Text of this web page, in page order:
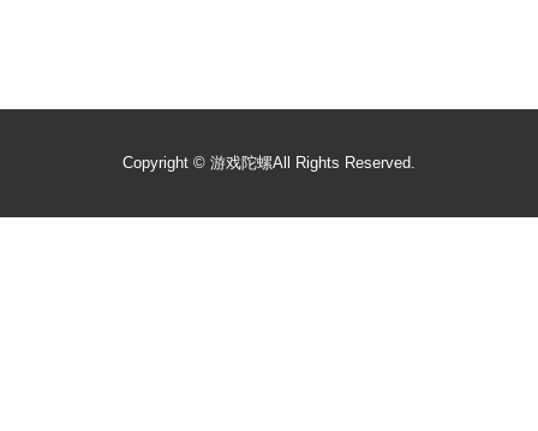
Copyright © 游戏陀螺All Rights Reserved.